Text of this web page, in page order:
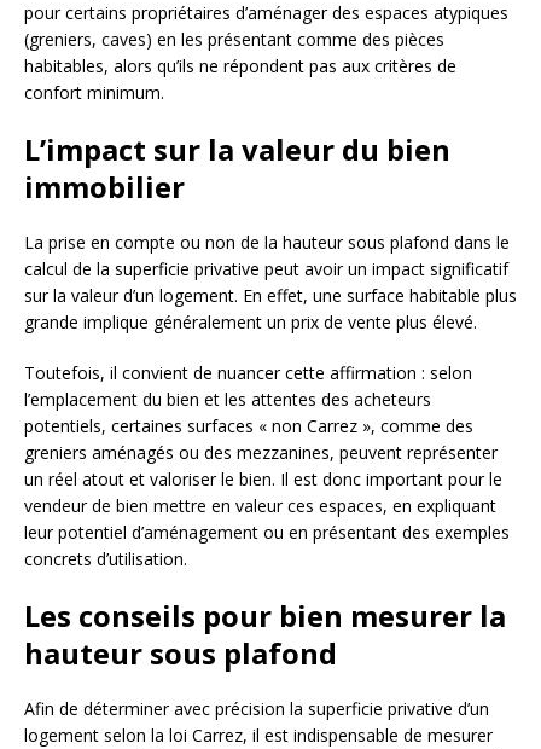
pour certains propriétaires d’aménager des espaces atypiques
(greniers, caves) en les présentant comme des pièces
habitables, alors qu’ils ne répondent pas aux critères de
confort minimum.
L’impact sur la valeur du bien
immobilier
La prise en compte ou non de la hauteur sous plafond dans le
calcul de la superficie privative peut avoir un impact significatif
sur la valeur d’un logement. En effet, une surface habitable plus
grande implique généralement un prix de vente plus élevé.
Toutefois, il convient de nuancer cette affirmation : selon
l’emplacement du bien et les attentes des acheteurs
potentiels, certaines surfaces « non Carrez », comme des
greniers aménagés ou des mezzanines, peuvent représenter
un réel atout et valoriser le bien. Il est donc important pour le
vendeur de bien mettre en valeur ces espaces, en expliquant
leur potentiel d’aménagement ou en présentant des exemples
concrets d’utilisation.
Les conseils pour bien mesurer la
hauteur sous plafond
Afin de déterminer avec précision la superficie privative d’un
logement selon la loi Carrez, il est indispensable de mesurer